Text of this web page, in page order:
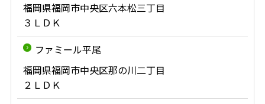
福岡県福岡市中央区六本松三丁目
３ＬＤＫ
ファミール平尾
福岡県福岡市中央区那の川二丁目
２ＬＤＫ